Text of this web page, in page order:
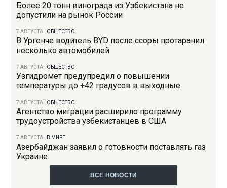
Более 20 тонн винограда из Узбекистана не
допустили на рынок России
7 АВГУСТА ОБЩЕСТВО
В Ургенче водитель BYD после ссоры протаранил
несколько автомобилей
7 АВГУСТА ОБЩЕСТВО
Узгидромет предупредил о повышении
температуры до +42 градусов в выходные
7 АВГУСТА ОБЩЕСТВО
Агентство миграции расширило программу
трудоустройства узбекистанцев в США
7 АВГУСТА В МИРЕ
Азербайджан заявил о готовности поставлять газ
Украине
ВСЕ НОВОСТИ